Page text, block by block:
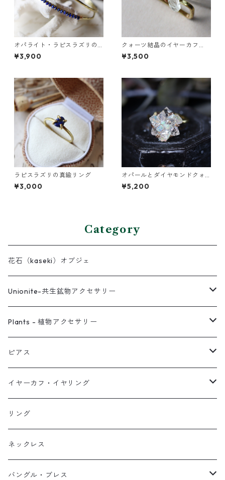
オパライト・ラピスラズリの2
連バングル
¥3,900
クォーツ結晶のイヤーカフ
（インダストリアル風）
¥3,500
ラピスラズリの真鍮リング
¥3,000
オパールとダイヤモンドクォ
ーツのイヤーカフ
¥5,200
Category
花石（kaseki）オブジェ
Unionite-共生鉱物アクセサリー
ピアス
ネックレス
イヤーカフ
イヤリング
Plants - 植物アクセサリー
ピアス
ネックレス
リング
ブレス
オブジェ
ピアス
スタッド・一粒
フック・ぶら下がり
フープ
イヤーカフ・イヤリング
原石イヤーカフ
植物イヤーカフ
ぶら下がりイヤーカフ
リング
ネックレス
バングル・ブレス